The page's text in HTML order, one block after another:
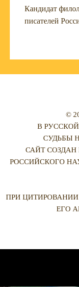
Кандидат
писателей
©
В РУССКОЙ
СУДЬБЫ
САЙТ
РОССИЙСКОГО
ПРИ
ЕГО